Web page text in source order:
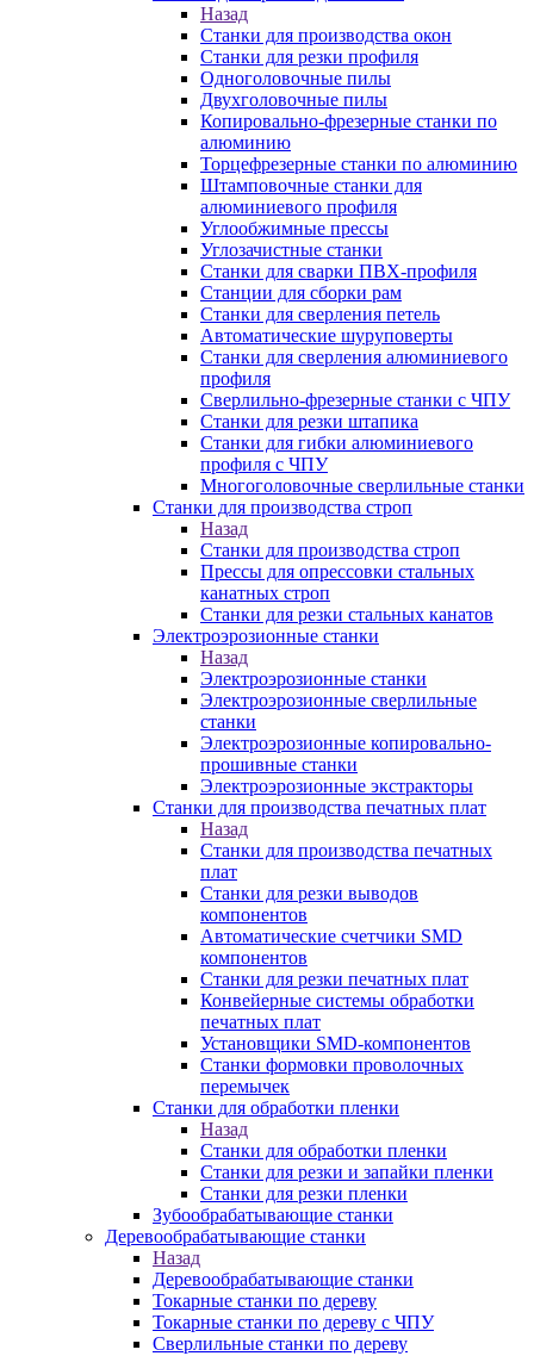
Назад
Станки для производства окон
Станки для резки профиля
Одноголовочные пилы
Двухголовочные пилы
Копировально-фрезерные станки по
алюминию
Торцефрезерные станки по алюминию
Штамповочные станки для
алюминиевого профиля
Углообжимные прессы
Углозачистные станки
Станки для сварки ПВХ-профиля
Станции для сборки рам
Станки для сверления петель
Автоматические шуруповерты
Станки для сверления алюминиевого
профиля
Сверлильно-фрезерные станки с ЧПУ
Станки для резки штапика
Станки для гибки алюминиевого
профиля с ЧПУ
Многоголовочные сверлильные станки
Станки для производства строп
Назад
Станки для производства строп
Прессы для опрессовки стальных
канатных строп
Станки для резки стальных канатов
Электроэрозионные станки
Назад
Электроэрозионные станки
Электроэрозионные сверлильные
станки
Электроэрозионные копировально-
прошивные станки
Электроэрозионные экстракторы
Станки для производства печатных плат
Назад
Станки для производства печатных
плат
Станки для резки выводов
компонентов
Автоматические счетчики SMD
компонентов
Станки для резки печатных плат
Конвейерные системы обработки
печатных плат
Установщики SMD-компонентов
Станки формовки проволочных
перемычек
Станки для обработки пленки
Назад
Станки для обработки пленки
Станки для резки и запайки пленки
Станки для резки пленки
Зубообрабатывающие станки
Деревообрабатывающие станки
Назад
Деревообрабатывающие станки
Токарные станки по дереву
Токарные станки по дереву с ЧПУ
Сверлильные станки по дереву